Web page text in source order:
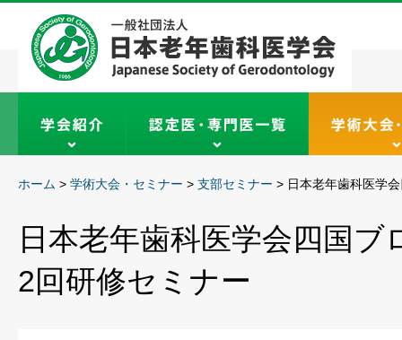
ホーム > 学術大会・セミナー > 支部セミナー > 日本老年歯科医学
日本老年歯科医学会四国ブ
2回研修セミナー